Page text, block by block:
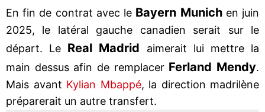
En fin de contrat avec le Bayern Munichen juin
2025, le latéral gauche canadien serait sur le
départ. Le Real Madrid aimerait lui mettre la
main dessus afin de remplacer Ferland Mendy.
Mais avant Kylian Mbappé, la direction madrilène
préparerait un autre transfert.